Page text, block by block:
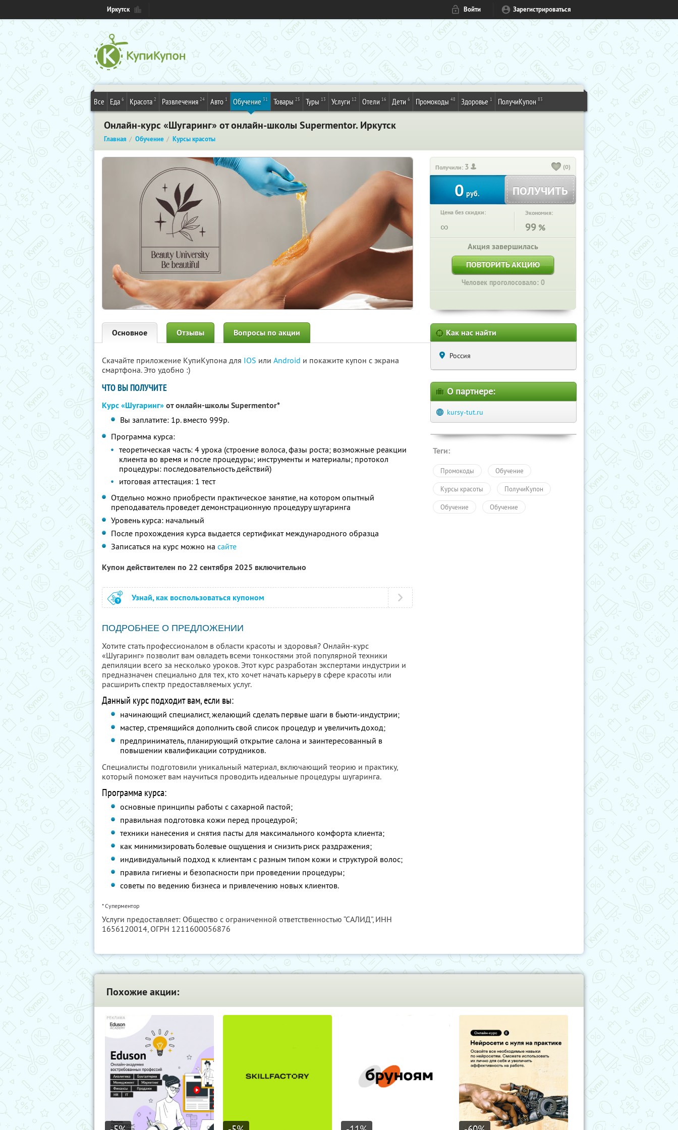
Иркутск Войти Зарегистрироваться
Все Еда 6 Красота 2 Развлечения 24 Авто 1 Обучение 31 Товары 25 Туры 13 Услуги 12 Отели 16 Дети 6 Промокоды 48 Здоровье 1 ПолучиКупон 83
Онлайн-курс «Шугаринг» от онлайн-школы Supermentor. Иркутск
Главная Обучение Курсы красоты
Получили: 3 (0)
0 руб. ПОЛУЧИТЬ
Цена без скидки:
∞
Экономия:
99 %
Акция завершилась
ПОВТОРИТЬ АКЦИЮ
Человек проголосовало: 0
Основное Отзывы Вопросы по акции
Скачайте приложение КупиКупона для IOS или Android и покажите купон с экрана
смартфона. Это удобно :)
ЧТО ВЫ ПОЛУЧИТЕ
Курс «Шугаринг»от онлайн-школы Supermentor*
Вы заплатите: 1р. вместо 999р.
Программа курса:
теоретическая часть: 4 урока (строение волоса, фазы роста; возможные реакции
клиента во время и после процедуры; инструменты и материалы; протокол
процедуры: последовательность действий)
итоговая аттестация: 1 тест
Отдельно можно приобрести практическое занятие, на котором опытный
преподаватель проведет демонстрационную процедуру шугаринга
Уровень курса: начальный
После прохождения курса выдается сертификат международного образца
Записаться на курс можно на сайте
Купон действителен по 22 сентября 2025 включительно
Узнай, как воспользоваться купоном
ПОДРОБНЕЕ О ПРЕДЛОЖЕНИИ
Хотите стать профессионалом в области красоты и здоровья? Онлайн-курс
«Шугаринг» позволит вам овладеть всеми тонкостями этой популярной техники
депиляции всего за несколько уроков. Этот курс разработан экспертами индустрии и
предназначен специально для тех, кто хочет начать карьеру в сфере красоты или
расширить спектр предоставляемых услуг.
Данный курс подходит вам, если вы:
начинающий специалист, желающий сделать первые шаги в бьюти-индустрии;
мастер, стремящийся дополнить свой список процедур и увеличить доход;
предприниматель, планирующий открытие салона и заинтересованный в
повышении квалификации сотрудников.
Специалисты подготовили уникальный материал, включающий теорию и практику,
который поможет вам научиться проводить идеальные процедуры шугаринга.
Программа курса:
основные принципы работы с сахарной пастой;
правильная подготовка кожи перед процедурой;
техники нанесения и снятия пасты для максимального комфорта клиента;
как минимизировать болевые ощущения и снизить риск раздражения;
индивидуальный подход к клиентам с разным типом кожи и структурой волос;
правила гигиены и безопасности при проведении процедуры;
советы по ведению бизнеса и привлечению новых клиентов.
* Суперментор
Услуги предоставляет: Общество с ограниченной ответственностью “САЛИД”, ИНН
1656120014, ОГРН 1211600056876
Как нас найти
Россия
О партнере:
kursy-tut.ru
Теги:
Промокоды Обучение
Курсы красоты ПолучиКупон
Обучение Обучение
Похожие акции: